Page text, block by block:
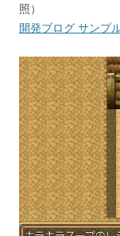
照）
開発ブログ サンプ